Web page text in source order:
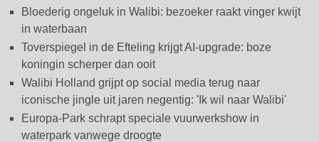
Bloederig ongeluk in Walibi: bezoeker raakt vinger kwijt
in waterbaan
Toverspiegel in de Efteling krijgt AI-upgrade: boze
koningin scherper dan ooit
Walibi Holland grijpt op social media terug naar
iconische jingle uit jaren negentig: 'Ik wil naar Walibi'
Europa-Park schrapt speciale vuurwerkshow in
waterpark vanwege droogte